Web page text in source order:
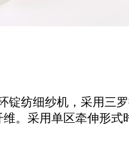
锭纺细纱机，采用三
。采用单区牵伸形式